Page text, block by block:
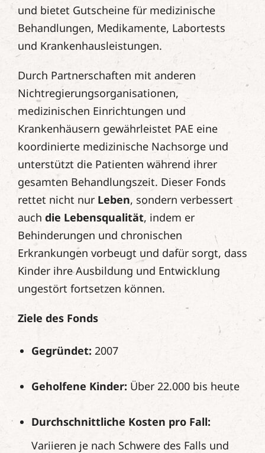
und bietet Gutscheine für medizinische
Behandlungen, Medikamente, Labortests
und Krankenhausleistungen.
Durch Partnerschaften mit anderen
Nichtregierungsorganisationen,
medizinischen Einrichtungen und
Krankenhäusern gewährleistet PAE eine
koordinierte medizinische Nachsorge und
unterstützt die Patienten während ihrer
gesamten Behandlungszeit. Dieser Fonds
rettet nicht nur Leben, sondern verbessert
auch die Lebensqualität, indem er
Behinderungen und chronischen
Erkrankungen vorbeugt und dafür sorgt, dass
Kinder ihre Ausbildung und Entwicklung
ungestört fortsetzen können.
Ziele des Fonds
Gegründet: 2007
Geholfene Kinder: Über 22.000 bis heute
Durchschnittliche Kosten pro Fall:
Variieren je nach Schwere des Falls und